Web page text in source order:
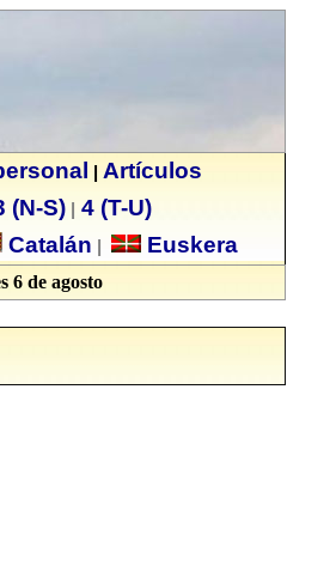
Artículos
(N-S)
4 (T-U)
Catalán Euskera
6 de agosto